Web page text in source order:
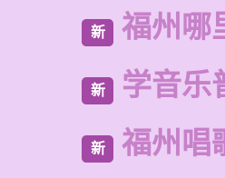
新 福州哪
新 学音乐
新 福州唱